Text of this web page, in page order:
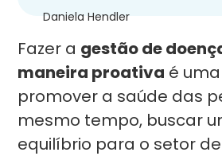
Daniela Hendler
Fazer a gestão de
maneira proativa é
promover a saúde das
mesmo tempo, buscar
equilíbrio para o setor